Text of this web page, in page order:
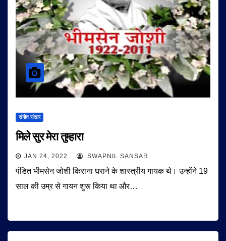
संगीत संसार
मिले सुर मेरा तुम्हारा
JAN 24, 2022 SWAPNIL SANSAR
पंडित भीमसेन जोशी किराना घराने के शास्त्रीय गायक थे। उन्होंने 19
साल की उम्र से गायन शुरू किया था और…